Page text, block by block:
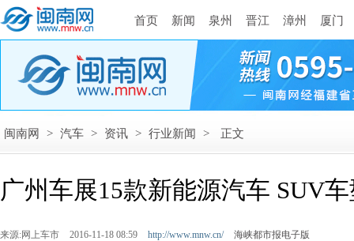
首页 新闻 泉州 晋江 漳州 厦门
闽南网 > 汽车 > 资讯 > 行业新闻 > 正文
广州车展15款新能源汽车 SUV
来源:网上车市 2016-11-18 08:59 http://www.mnw.cn/ 海峡都市报电子版